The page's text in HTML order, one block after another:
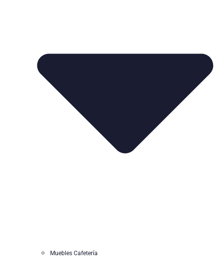
Muebles Cafetería